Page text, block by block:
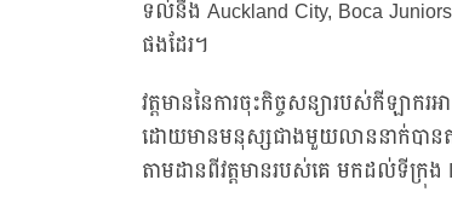
ទល់នឹង Auckland City, Boca
ផងដែរ។
វត្តមាននៃការចុះកិច្ចសន្យារបស់កីឡាក
ដោយមានមនុស្សជាងមួយលាននាក់បានតា
តាមដានពីវត្តមានរបស់គេ មកដល់ទីក្រុង